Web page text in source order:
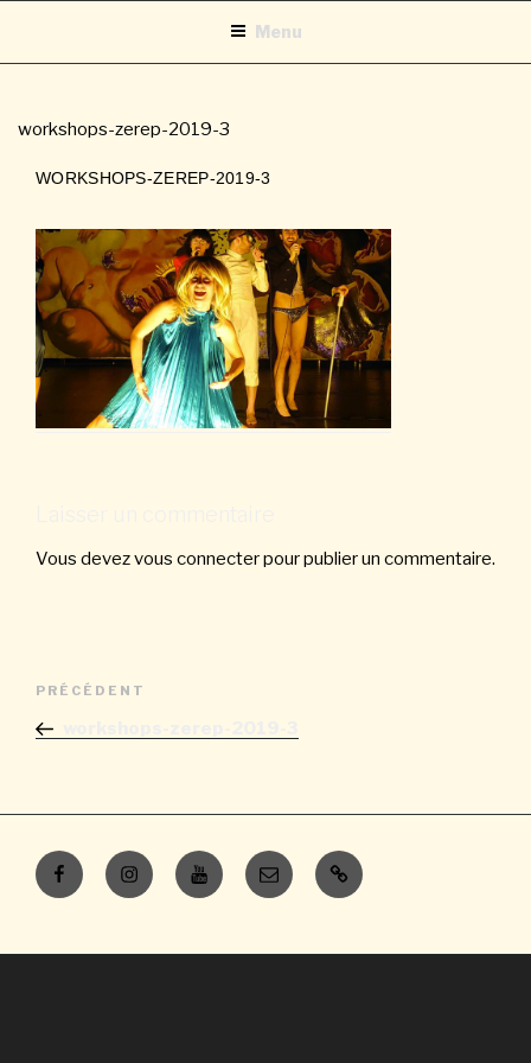
contenu
Menu
workshops-zerep-2019-3
WORKSHOPS-ZEREP-2019-3
Vous devezvous connecterpour publier un commentaire.
Navigation
l’article
Article
précédent
PRÉCÉDENT
FacebookInstagramYoutubeE-
mail
Contacts